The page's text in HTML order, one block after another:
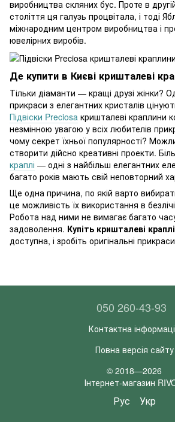
виробництва скляних бус. Проте в
століття ця галузь процвітала, і тоді
міжнародним центром виробництва і
ювелірних виробів.
Де купити в Києві кришталеві
Тільки діаманти — кращі друзі жінки?
прикраси з елегантних кристалів
Підвіски Preciosa кришталеві краплини
незмінною увагою у всіх любителів
чому секрет їхньої популярності?
створити дійсно креативні проекти.
краплі — одні з найбільш елегантних
багато років мають свій неповторний
Ще одна причина, по якій варто
це можливість їх використання в
Робота над ними не вимагає багато
задоволення. Купіть кришталеві
доступна, і зробіть оригінальні
050 260-43-93
Контактна
Повна версія сайту
© 2018—2026
Інтернет-магазин
Рус Укр